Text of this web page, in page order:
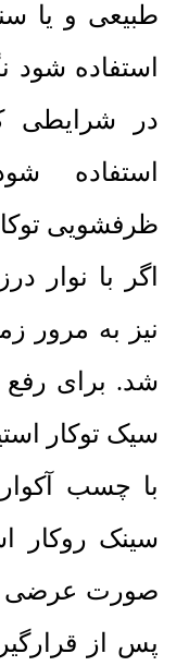
طبیعی و یا
استفاده شود
در شرایطی
استفاده
ظرفشویی
اگر با نوار
نیز به مرور
شد. برای رفع
سیک توکار
با چسب
سینک روکار
صورت عرضی
پس از